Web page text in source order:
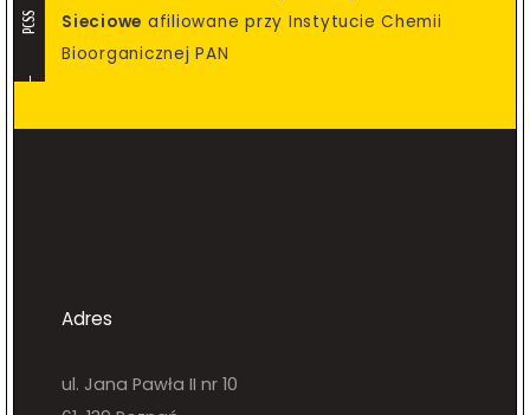
PCSS
Sieciowe afiliowane przy Instytucie Chemii
Bioorganicznej PAN
Adres
ul. Jana Pawła II nr 10